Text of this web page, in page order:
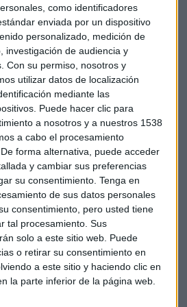
como identificadores
enviada por un dispositivo
personalizado, medición de
investigación de audiencia y
Con su permiso, nosotros y
utilizar datos de localización
mediante las
Puede hacer clic para
a nosotros y a nuestros 1538
a cabo el procesamiento
forma alternativa, puede acceder
y cambiar sus preferencias
su consentimiento. Tenga en
de sus datos personales
consentimiento, pero usted tiene
tal procesamiento. Sus
solo a este sitio web. Puede
o retirar su consentimiento en
a este sitio y haciendo clic en
la parte inferior de la página web.
su 40ª edición no es casualidad, es
que ha iniciado el festival, con
ha sido tan valiente como
impulso y energía, El Sol ha
luz y, sobre todo, su lugar. Ahora
elevar su influencia, relevancia,
y transformación”.
Germán Silva es uno de los
premiados tanto a nivel
Durante su amplia carrera,
equipos creativos de las más
momento, formando parte
Councils, y en la actualidad
de Jungle como Creative